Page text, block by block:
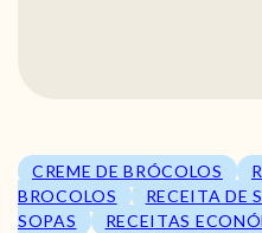
CREME DE BRÓCOLOS
BROCOLOS
RECEITA DE
SOPAS
RECEITAS